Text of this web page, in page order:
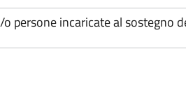
persone incaricate al sostegno